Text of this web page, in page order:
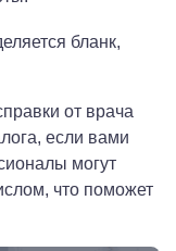
бланк,
от врача
если вами
могут
что поможет